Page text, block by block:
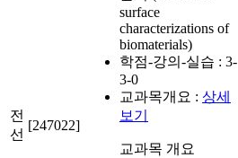
전
선
[247022]
surface
characterizations of
biomaterials)
학점-강의-실습 : 3-
3-0
교과목개요 : 상세
보기
교과목 개요